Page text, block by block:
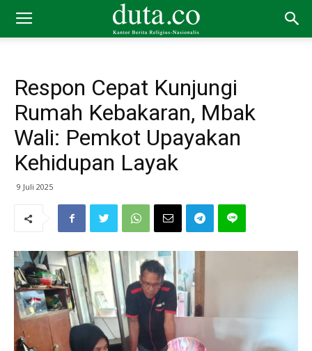
Respon Cepat Kunjungi
Rumah Kebakaran, Mbak
Wali: Pemkot Upayakan
Kehidupan Layak
9 Juli 2025